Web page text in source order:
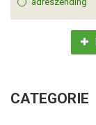
CATEGORIE